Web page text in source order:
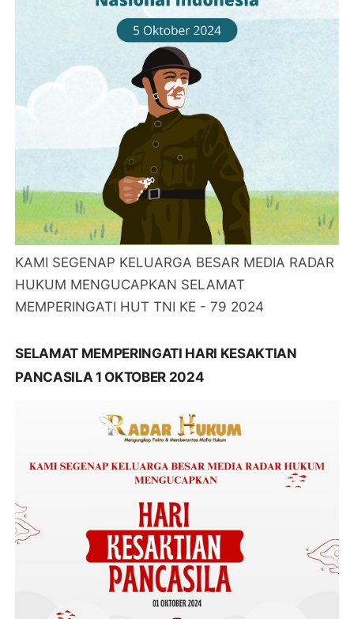
KAMI SEGENAP KELUARGA BESAR MEDIA RADAR
HUKUM MENGUCAPKAN SELAMAT
MEMPERINGATI HUT TNI KE - 79 2024
SELAMAT MEMPERINGATI HARI KESAKTIAN
PANCASILA 1 OKTOBER 2024